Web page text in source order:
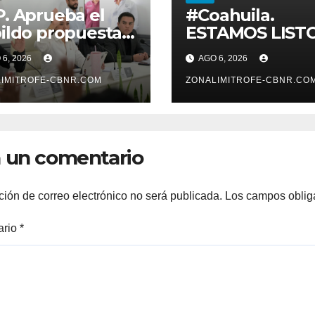
Aprueba el
propuesta
para su
informe el
de agosto a
6, 2026
CBNR.COM
#Coahuila.
ESTAMOS
PARA
GAS COAHUILA:
MANOLO
AGO 6, 2026
ZONALIMITROFE-
un comentario
de correo electrónico no será publicada. Los campos
*